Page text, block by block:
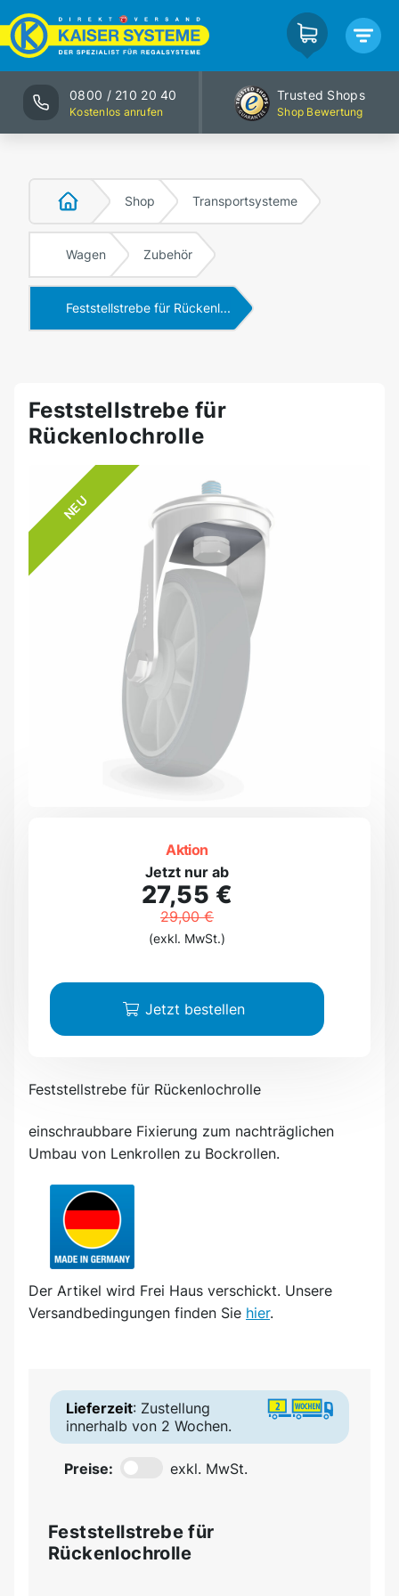
0800 / 210 20 40
Kostenlos anrufen
Trusted Shops
Shop Bewertung
Shop Transportsysteme
Wagen Zubehör
Feststellstrebe für Rückenl...
Feststellstrebe für
Rückenlochrolle
NEU
Aktion
Jetzt nur ab
27,55 €
29,00 €
(exkl. MwSt.)
Jetzt bestellen
Feststellstrebe für Rückenlochrolle
einschraubbare Fixierung zum nachträglichen
Umbau von Lenkrollen zu Bockrollen.
Der Artikel wird Frei Haus verschickt. Unsere
Versandbedingungen finden Sie hier.
Lieferzeit: Zustellung
innerhalb von 2 Wochen.
Preise: exkl. MwSt.
Feststellstrebe für
Rückenlochrolle